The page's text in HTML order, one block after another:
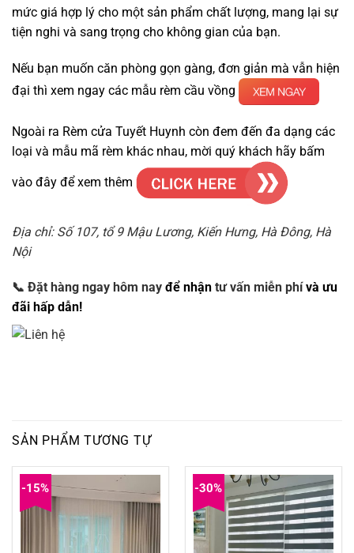
mức giá hợp lý cho một sản phẩm chất lượng, mang lại sự
tiện nghi và sang trọng cho không gian của bạn.
Nếu bạn muốn căn phòng gọn gàng, đơn giản mà vẫn hiện
đại thì xem ngay các mẫu rèm cầu vồng
Ngoài ra Rèm cửa Tuyết Huynh còn đem đến đa dạng các
loại và mẫu mã rèm khác nhau, mời quý khách hãy bấm
vào đây để xem thêm
Địa chỉ: Số 107, tổ 9 Mậu Lương, Kiến Hưng, Hà Đông, Hà
Nội
📞 Đặt hàng ngay hôm nay để nhận tư vấn miễn phívà ưu
đãi hấp dẫn!
SẢN PHẨM TƯƠNG TỰ
-15% -30%